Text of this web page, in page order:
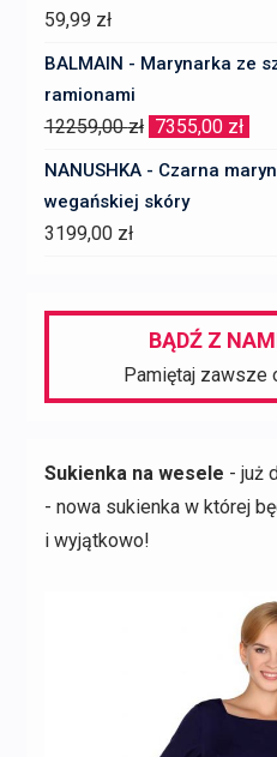
59,99 zł
BALMAIN - Marynarka ze
ramionami
12259,00zł Pierwotna
cena
wynosiła:
7355,00 zł
NANUSHKA - Czarna
wegańskiej skóry
3199,00 zł
BĄDŹ Z
Pamiętaj zawsze
Sukienka na wesele - już
- nowa sukienka w której
i wyjątkowo!